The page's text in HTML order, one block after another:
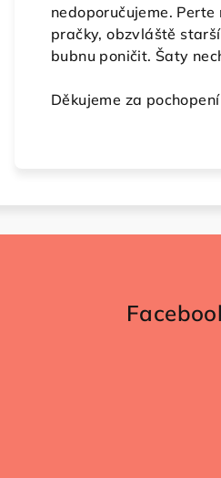
nedoporučujeme.
pračky, obzvláště
bubnu poničit. Šaty
Děkujeme za pochopení